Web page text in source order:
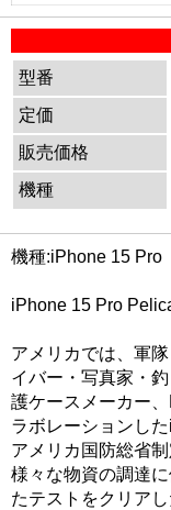
型番
定価
販売価格
機種
機種:iPhone 15 Pro
iPhone 15 Pro
アメリカでは、軍
イバー・写真家・
護ケースメーカー
ラボレーションし
アメリカ国防総省
様々な物資の調達
たテストをクリアし